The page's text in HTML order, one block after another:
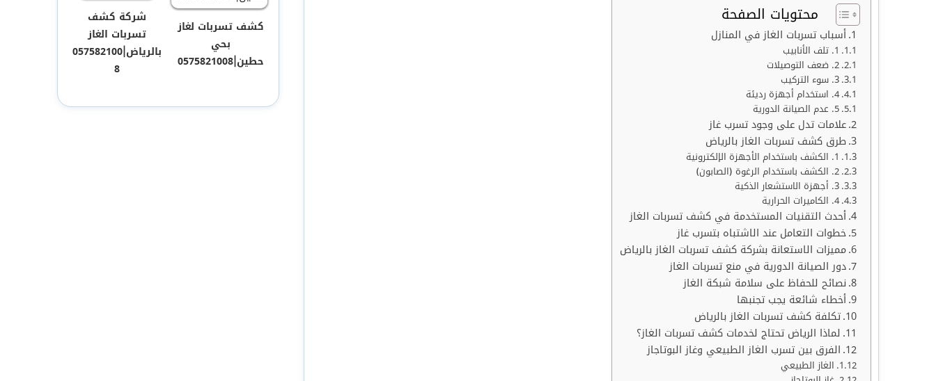
محتويات الصفحة
أسباب تسربات الغاز في المنازل
1. تلف الأنابيب
2. ضعف التوصيلات
3. سوء التركيب
4. استخدام أجهزة رديئة
5. عدم الصيانة الدورية
علامات تدل على وجود تسرب غاز
طرق كشف تسربات الغاز بالرياض
1. الكشف باستخدام الأجهزة الإلكترونية
2. الكشف باستخدام الرغوة (الصابون)
3. أجهزة الاستشعار الذكية
4. الكاميرات الحرارية
أحدث التقنيات المستخدمة في كشف تسربات الغاز
خطوات التعامل عند الاشتباه بتسرب غاز
مميزات الاستعانة بشركة كشف تسربات الغاز بالرياض
دور الصيانة الدورية في منع تسربات الغاز
نصائح للحفاظ على سلامة شبكة الغاز
أخطاء شائعة يجب تجنبها
تكلفة كشف تسربات الغاز بالرياض
لماذا الرياض تحتاج لخدمات كشف تسربات الغاز؟
الفرق بين تسرب الغاز الطبيعي وغاز البوتاجاز
الغاز الطبيعي
كشف تسربات لغاز
بحي
حطين|0575821008
شركة كشف
تسربات الغاز
بالرياض|057582100
8